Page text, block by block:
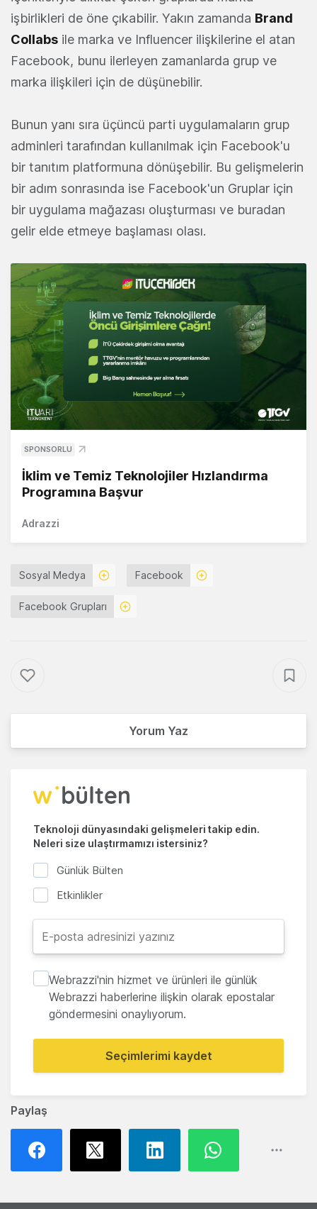
Paylaş
işbirlikleri de öne çıkabilir. Yakın zamanda Brand
Collabs ile marka ve Influencer ilişkilerine el atan
Facebook, bunu ilerleyen zamanlarda grup ve
marka ilişkileri için de düşünebilir.
Bunun yanı sıra üçüncü parti uygulamaların grup
adminleri tarafından kullanılmak için Facebook'u
bir tanıtım platformuna dönüşebilir. Bu gelişmelerin
bir adım sonrasında ise Facebook'un Gruplar için
bir uygulama mağazası oluşturması ve buradan
gelir elde etmeye başlaması olası.
SPONSORLU
İklim ve Temiz Teknolojiler Hızlandırma
Programına Başvur
Adrazzi
Sosyal Medya Facebook
Facebook Grupları
Yorum Yaz
Teknoloji dünyasındaki gelişmeleri takip edin.
Neleri size ulaştırmamızı istersiniz?
Günlük Bülten
Etkinlikler
Webrazzi'nin hizmet ve ürünleri ile günlük
Webrazzi haberlerine ilişkin olarak epostalar
göndermesini onaylıyorum.
Seçimlerimi kaydet